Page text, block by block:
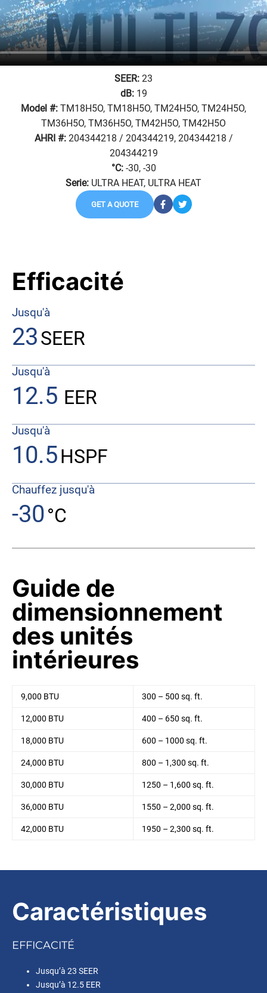
SEER: 23
dB: 19
Model #: TM18H5O, TM18H5O, TM24H5O, TM24H5O,
TM36H5O, TM36H5O, TM42H5O, TM42H5O
AHRI #: 204344218 / 204344219, 204344218 /
204344219
°C: -30, -30
Serie: ULTRA HEAT, ULTRA HEAT
GET A QUOTE
Efficacité
Jusqu'à
23SEER
Jusqu'à
12.5 EER
Jusqu'à
10.5HSPF
Chauffez jusqu'à
-30°C
Guide de
dimensionnement
des unités
intérieures
9,000 BTU 300 – 500 sq. ft.
12,000 BTU 400 – 650 sq. ft.
18,000 BTU 600 – 1000 sq. ft.
24,000 BTU 800 – 1,300 sq. ft.
30,000 BTU 1250 – 1,600 sq. ft.
36,000 BTU 1550 – 2,000 sq. ft.
42,000 BTU 1950 – 2,300 sq. ft.
Caractéristiques
EFFICACITÉ
Jusqu’à 23 SEER
Jusqu’à 12.5 EER